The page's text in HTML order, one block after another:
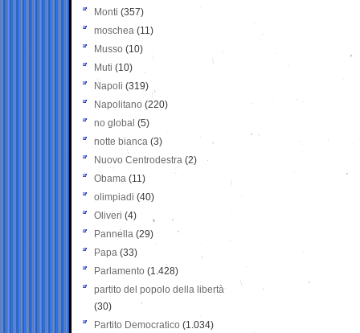
Monti (357)
moschea (11)
Musso (10)
Muti (10)
Napoli (319)
Napolitano (220)
no global (5)
notte bianca (3)
Nuovo Centrodestra (2)
Obama (11)
olimpiadi (40)
Oliveri (4)
Pannella (29)
Papa (33)
Parlamento (1.428)
partito del popolo della libertà
(30)
Partito Democratico (1.034)